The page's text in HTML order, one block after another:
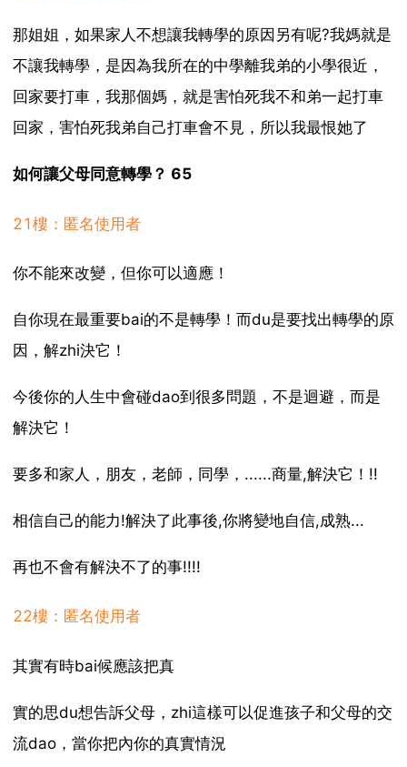
那姐姐，如果家人不想讓我轉學的原因另有呢?我媽就是
不讓我轉學，是因為我所在的中學離我弟的小學很近，
回家要打車，我那個媽，就是害怕死我不和弟一起打車
回家，害怕死我弟自己打車會不見，所以我最恨她了
如何讓父母同意轉學？ 65
21樓：匿名使用者
你不能來改變，但你可以適應！
自你現在最重要bai的不是轉學！而du是要找出轉學的原
因，解zhi決它！
今後你的人生中會碰dao到很多問題，不是迴避，而是
解決它！
要多和家人，朋友，老師，同學，......商量,解決它！!!
相信自己的能力!解決了此事後,你將變地自信,成熟...
再也不會有解決不了的事!!!!
22樓：匿名使用者
其實有時bai候應該把真
實的思du想告訴父母，zhi這樣可以促進孩子和父母的交
流dao，當你把內你的真實情況